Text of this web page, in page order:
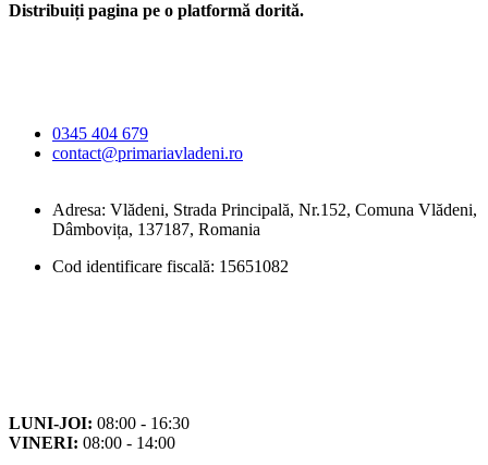
Distribuiți pagina pe o platformă dorită.
0345 404 679
contact@primariavladeni.ro
Adresa: Vlădeni, Strada Principală, Nr.152, Comuna Vlădeni,
Dâmbovița, 137187, Romania
Cod identificare fiscală: 15651082
LUNI-JOI: 08:00 - 16:30
VINERI: 08:00 - 14:00